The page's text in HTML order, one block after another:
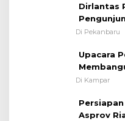
Situasi
Dirlantas
Pesan
Di Pekanbaru
Upacara
Kodim
Di Kampar
Asprov